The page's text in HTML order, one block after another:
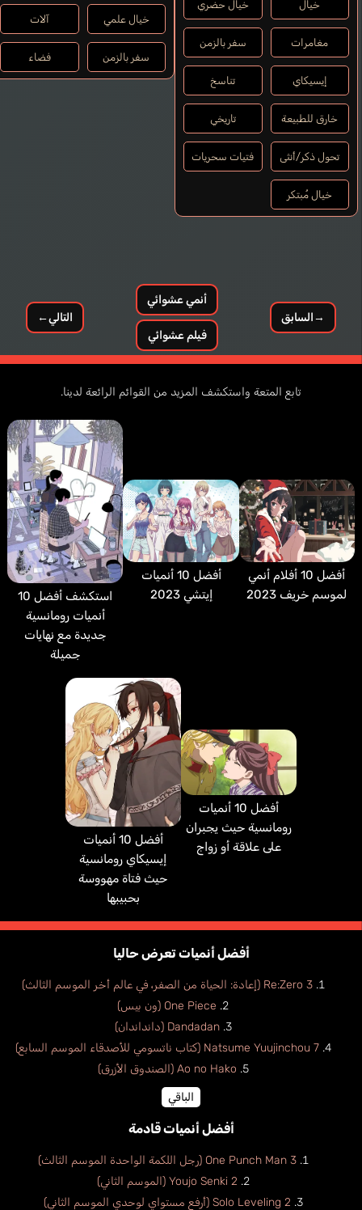
خيال خيال حضري
مغامرات سفر بالزمن
إيسيكاي تناسخ
خارق للطبيعة تاريخي
تحول ذكر/أنثى فتيات سحريات
خيال مُبتكر
خيال علمي آلات
سفر بالزمن فضاء
→السابق
أنمي عشوائي
فيلم عشوائي
التالي←
تابع المتعة واستكشف المزيد من القوائم الرائعة لدينا.
أفضل 10 أفلام أنمي
لموسم خريف 2023
أفضل 10 أنميات
إيتشي 2023
استكشف أفضل 10
أنميات رومانسية
جديدة مع نهايات
جميلة
أفضل 10 أنميات
رومانسية حيث يجبران
على علاقة أو زواج
أفضل 10 أنميات
إيسيكاي رومانسية
حيث فتاة مهووسة
بحبيبها
أفضل أنميات تعرض حاليا
Re:Zero 3 (إعادة: الحياة من الصفر، في عالم أخر الموسم الثالث)
One Piece (ون بيس)
Dandadan (دانداندان)
Natsume Yuujinchou 7 (كتاب ناتسومي للأصدقاء الموسم السابع)
Ao no Hako (الصندوق الأزرق)
الباقي
أفضل أنميات قادمة
One Punch Man 3 (رجل اللكمة الواحدة الموسم الثالث)
Youjo Senki 2 (الموسم الثاني)
Solo Leveling 2 (أرفع مستواي لوحدي الموسم الثاني)